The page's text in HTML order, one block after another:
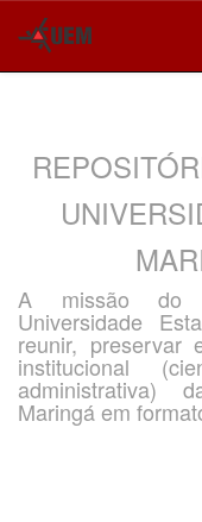
A missão do
Universidade
reunir, preservar
institucional
administrativa)
Maringá em